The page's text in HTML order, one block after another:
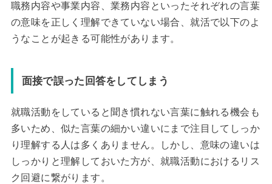
職務内容や事業内容、業務内容といったそれぞれの言葉
の意味を正しく理解できていない場合、就活で以下のよ
うなことが起きる可能性があります。
面接で誤った回答をしてしまう
就職活動をしていると聞き慣れない言葉に触れる機会も
多いため、似た言葉の細かい違いにまで注目してしっか
り理解する人は多くありません。しかし、意味の違いは
しっかりと理解しておいた方が、就職活動におけるリス
ク回避に繋がります。